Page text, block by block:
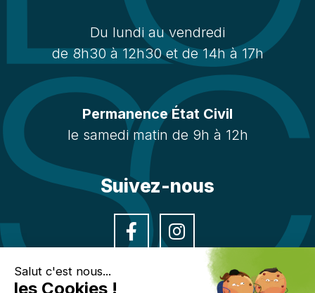
Du lundi au vendredi
de 8h30 à 12h30 et de 14h à 17h
Permanence État Civil
le samedi matin de 9h à 12h
Suivez-nous
Facebook
Salut c'est nous...
les Cookies !